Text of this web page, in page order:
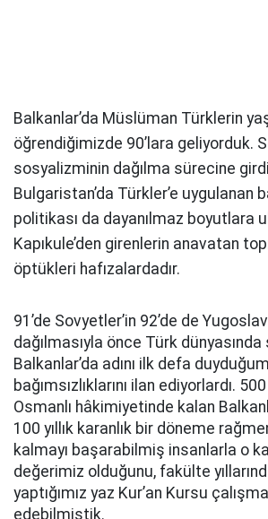
Balkanlar’da Müslüman Türklerin
öğrendiğimizde 90’lara geliyorduk.
sosyalizminin dağılma sürecine
Bulgaristan’da Türkler’e uygulanan
politikası da dayanılmaz boyutlara
Kapıkule’den girenlerin anavatan
öptükleri hafızalardadır.
91’de Sovyetler’in 92’de de
dağılmasıyla önce Türk dünyasında
Balkanlar’da adını ilk defa
bağımsızlıklarını ilan ediyorlardı. 500
Osmanlı hâkimiyetinde kalan
100 yıllık karanlık bir döneme
kalmayı başarabilmiş insanlarla o
değerimiz olduğunu, fakülte
yaptığımız yaz Kur’an Kursu
edebilmiştik.